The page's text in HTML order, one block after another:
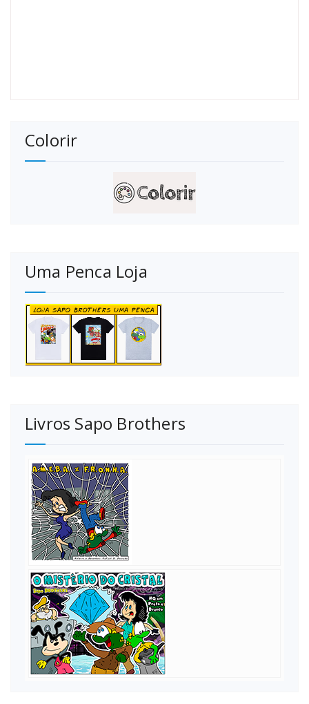
Colorir
Uma Penca Loja
Livros Sapo Brothers